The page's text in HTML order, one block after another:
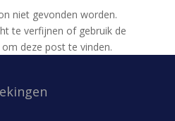
niet gevonden worden.
te verfijnen of gebruik de
deze post te vinden.